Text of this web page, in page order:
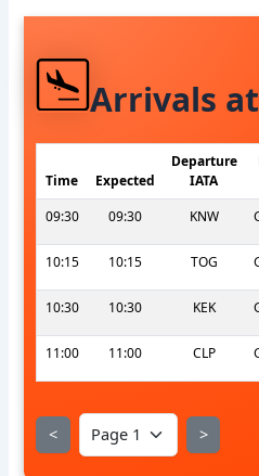
Arrivals at
Time Expected
Departure
IATA
09:30
09:30 KNW
10:15 10:15 TOG
10:30 10:30 KEK
11:00 11:00 CLP
< >